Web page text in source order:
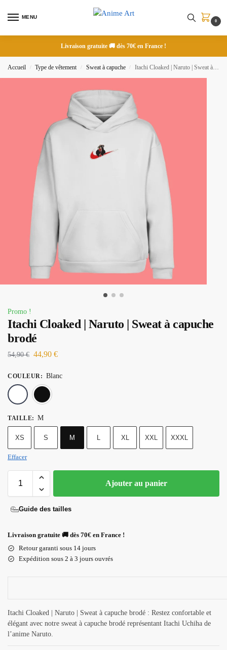
MENU
0
Livraison gratuite 🚚 dès 70€ en France !
Accueil / Type de vêtement / Sweat à capuche / Itachi Cloaked | Naruto | Sweat à capuche brodé
Promo !
Itachi Cloaked | Naruto | Sweat à capuche
brodé
54,90€ 44,90 €
COULEUR : Blanc
TAILLE: M
XS S M L XL XXL XXXL
Effacer
Ajouter au panier
Guide des tailles
Livraison gratuite 🚚 dès 70€ en France !
Retour garanti sous 14 jours
Expédition sous 2 à 3 jours ouvrés
Itachi Cloaked | Naruto | Sweat à capuche brodé : Restez confortable et
élégant avec notre sweat à capuche brodé représentant Itachi Uchiha de
l’anime Naruto.